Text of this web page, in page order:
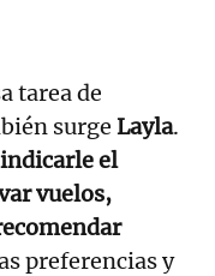
tarea de
surge Layla.
el
vuelos,
preferencias y